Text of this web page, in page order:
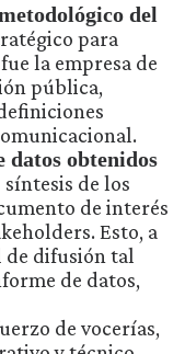
del
para
la empresa de
pública,
datos obtenidos
síntesis de los
de interés
Esto, a
difusión tal
de datos,
de vocerías,